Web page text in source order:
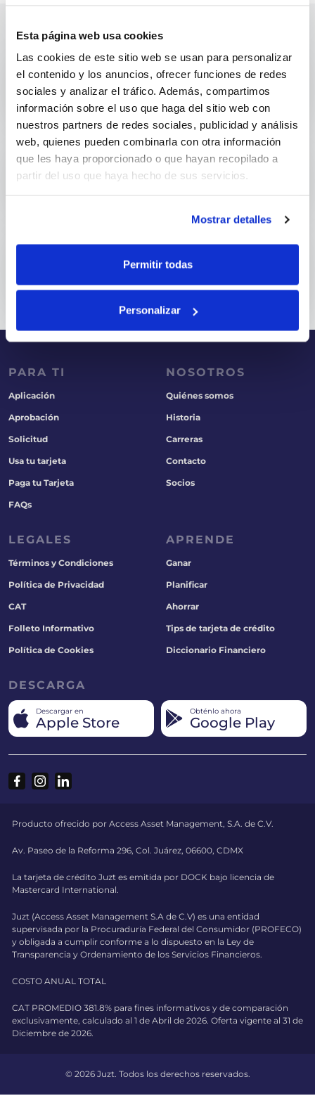
Esta página web usa cookies
Las cookies de este sitio web se usan para personalizar
el contenido y los anuncios, ofrecer funciones de redes
sociales y analizar el tráfico. Además, compartimos
información sobre el uso que haga del sitio web con
nuestros partners de redes sociales, publicidad y análisis
web, quienes pueden combinarla con otra información
que les haya proporcionado o que hayan recopilado a
partir del uso que haya hecho de sus servicios.
Mostrar detalles
Permitir todas
Personalizar
Podrías estar interesado en
¿De qué banco es Juzt?
La tarjeta Juzt no pert...
¿Puedo usar mi tarjeta de...
Una vez aprobada tu sol...
PARA TI
Aplicación
Aprobación
Solicitud
Usa tu tarjeta
Paga tu Tarjeta
FAQs
NOSOTROS
Quiénes somos
Historia
Carreras
Contacto
Socios
LEGALES
Términos y Condiciones
Política de Privacidad
CAT
Folleto Informativo
Política de Cookies
APRENDE
Ganar
Planificar
Ahorrar
Tips de tarjeta de crédito
Diccionario Financiero
DESCARGA
Descargar en
Apple Store
Obténlo ahora
Google Play
Producto ofrecido por Access Asset Management, S.A. de C.V.
Av. Paseo de la Reforma 296, Col. Juárez, 06600, CDMX
La tarjeta de crédito Juzt es emitida por DOCK bajo licencia de
Mastercard International.
Juzt (Access Asset Management S.A de C.V) es una entidad
supervisada por la Procuraduría Federal del Consumidor (PROFECO)
y obligada a cumplir conforme a lo dispuesto en la Ley de
Transparencia y Ordenamiento de los Servicios Financieros.
COSTO ANUAL TOTAL
CAT PROMEDIO 381.8% para fines informativos y de comparación
exclusivamente, calculado al 1 de Abril de 2026. Oferta vigente al 31 de
Diciembre de 2026.
© 2026 Juzt. Todos los derechos reservados.